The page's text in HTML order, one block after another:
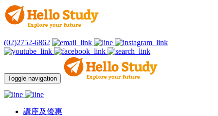
(02)2752-6862
Toggle navigation
講座及優惠